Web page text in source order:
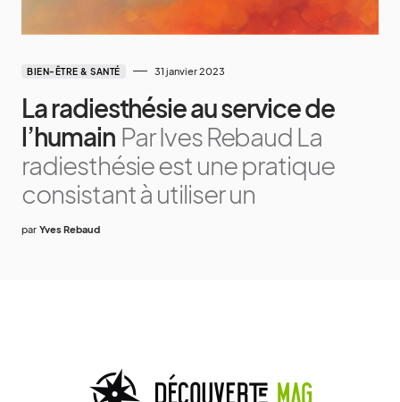
BIEN-ÊTRE & SANTÉ 31 janvier 2023
La radiesthésie au service de
l’humain Par Ives Rebaud La
radiesthésie est une pratique
consistant à utiliser un
par Yves Rebaud